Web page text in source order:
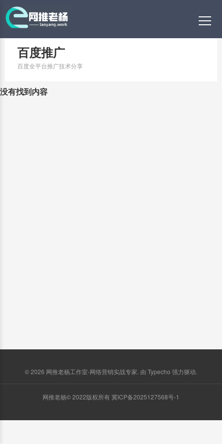
百度推广
百度全平台推广技术分享
没有找到内容
© 2026 网推老杨工作室-网络营销实战专家 . 由 Typecho 强力驱动.
网推老杨© 2022版权所有冀ICP备2025127568号-1